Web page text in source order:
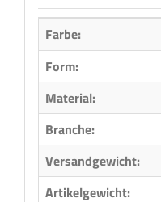
Farbe:
Form:
Material:
Branche:
Versandgewicht:
Artikelgewicht: